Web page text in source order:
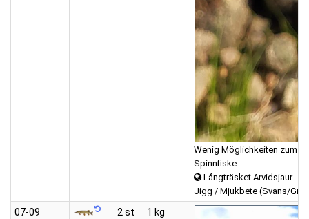
Wenig Möglichkeiten zum
Spinnfiske
Långträsket Arvidsjaur
Jigg / Mjukbete (Svans/
07‑09
2 st
1 kg